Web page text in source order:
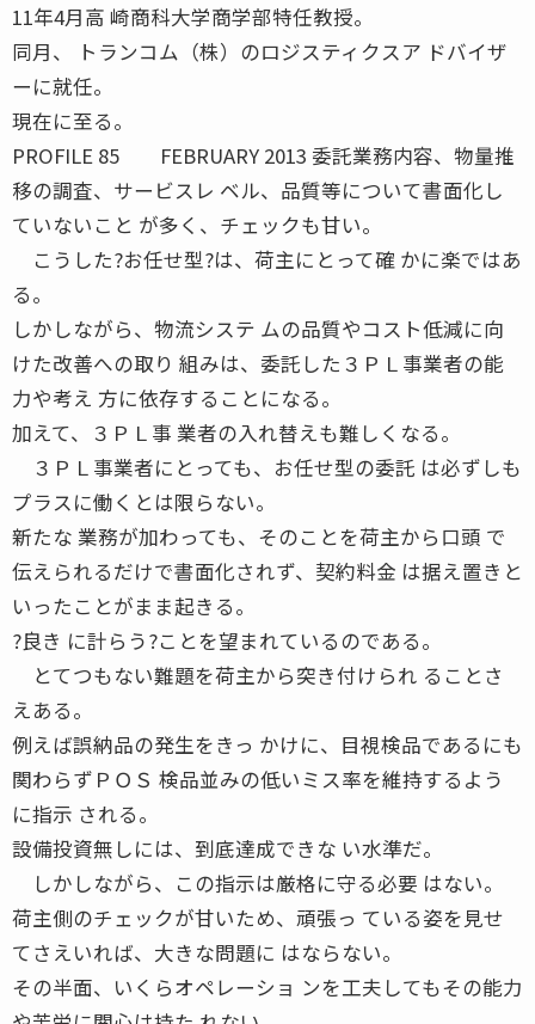
11年4月高 崎商科大学商学部特任教授。
同月、 トランコム（株）のロジスティクスア ドバイザ
ーに就任。
現在に至る。
PROFILE 85 FEBRUARY 2013 委託業務内容、物量推
移の調査、サービスレ ベル、品質等について書面化し
ていないこと が多く、チェックも甘い。
こうした?お任せ型?は、荷主にとって確 かに楽ではあ
る。
しかしながら、物流システ ムの品質やコスト低減に向
けた改善への取り 組みは、委託した３ＰＬ事業者の能
力や考え 方に依存することになる。
加えて、３ＰＬ事 業者の入れ替えも難しくなる。
３ＰＬ事業者にとっても、お任せ型の委託 は必ずしも
プラスに働くとは限らない。
新たな 業務が加わっても、そのことを荷主から口頭 で
伝えられるだけで書面化されず、契約料金 は据え置きと
いったことがまま起きる。
?良き に計らう?ことを望まれているのである。
とてつもない難題を荷主から突き付けられ ることさ
えある。
例えば誤納品の発生をきっ かけに、目視検品であるにも
関わらずＰＯＳ 検品並みの低いミス率を維持するよう
に指示 される。
設備投資無しには、到底達成できな い水準だ。
しかしながら、この指示は厳格に守る必要 はない。
荷主側のチェックが甘いため、頑張っ ている姿を見せ
てさえいれば、大きな問題に はならない。
その半面、いくらオペレーショ ンを工夫してもその能力